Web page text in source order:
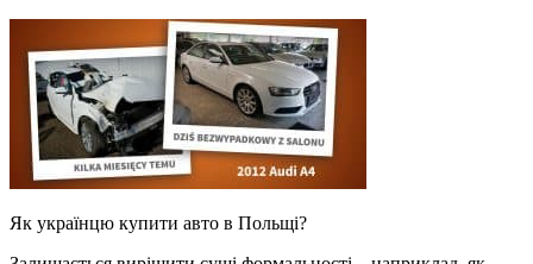
Як українцю купити авто в Польщі?